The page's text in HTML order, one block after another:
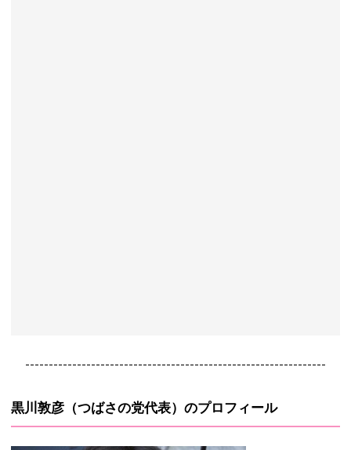
----------------------------------------------------------------
黒川敦彦（つばさの党代表）のプロフィール